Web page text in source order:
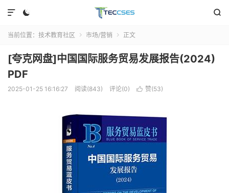
 

当前位置： 技术教育社区  市场/营销  正文
[夸克网盘]中国国际服务贸易发展报告(2024)
PDF
2025-01-25 16:16:27 阅读(843) 评论(0)  赞(53)